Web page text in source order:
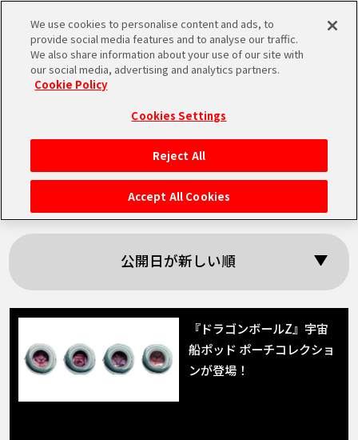
MEN
HOME
NEWS
RANKING
MOVIE
COLUMNS
「ラディッツ」の検
索結果
公開日が新しい順
『ドラゴンボールZ』宇宙
船ポッド ポーチコレクショ
ンが登場！
We use cookies to personalise content and ads, to
provide social media features and to analyse our traffic.
We also share information about your use of our site with
our social media, advertising and analytics partners.
Cookie Policy
Cookies Settings
Reject All
Accept All Cookies